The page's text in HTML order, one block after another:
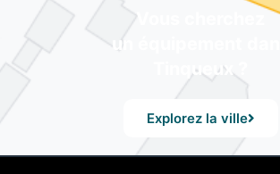
Vous cherchez
un équipement dans
Tinqueux ?
Explorez la ville